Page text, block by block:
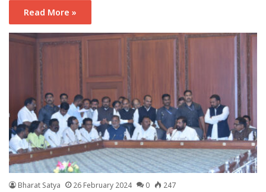
Read More »
Bharat Satya 26 February 2024 0 247